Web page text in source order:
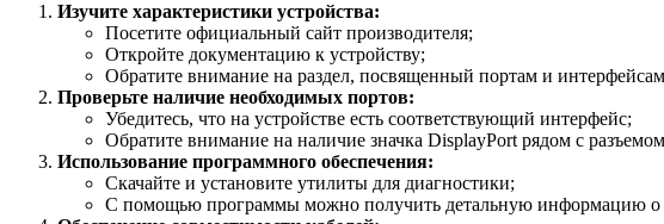
Изучите характеристики устройства:
Посетите официальный сайт производителя;
Откройте документацию к устройству;
Обратите внимание на раздел, посвященный портам и
Проверьте наличие необходимых портов:
Убедитесь, что на устройстве есть соответствующий интерфейс;
Обратите внимание на наличие значка DisplayPort рядом с
Использование программного обеспечения:
Скачайте и установите утилиты для диагностики;
С помощью программы можно получить детальную информацию о